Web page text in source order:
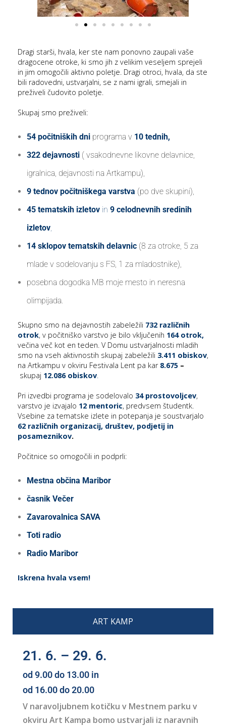
Dragi starši, hvala, ker ste nam ponovno zaupali vaše
dragocene otroke, ki smo jih z velikim veseljem sprejeli
in jim omogočili aktivno poletje. Dragi otroci, hvala, da ste
bili radovedni, ustvarjalni, se z nami igrali, smejali in
preživeli čudovito poletje.
Skupaj smo preživeli:
54 počitniških dniprograma v 10 tednih,
322 dejavnosti( vsakodnevne likovne delavnice,
igralnica, dejavnosti na Artkampu),
9 tednov počitniškega varstva (po dve skupini),
45 tematskih izletovin 9 celodnevnih sredinih
izletov,
14 sklopov tematskih delavnic (8 za otroke, 5 za
mlade v sodelovanju s FS, 1 za mladostnike),
posebna dogodka MB moje mesto in neresna
olimpijada.
Skupno smo na dejavnostih zabeležili 732 različnih
otrok, v počitniško varstvo je bilo vključenih 164 otrok,
večina več kot en teden. V Domu ustvarjalnosti mladih
smo na vseh aktivnostih skupaj zabeležili 3.411 obiskov,
na Artkampu v okviru Festivala Lent pa kar 8.675 –
skupaj 12.086 obiskov.
Pri izvedbi programa je sodelovalo 34 prostovoljcev,
varstvo je izvajalo 12 mentoric, predvsem študentk.
Vsebine za tematske izlete in potepanja je soustvarjalo
62 različnih organizacij, društev, podjetij in
posameznikov.
Počitnice so omogočili in podprli:
Mestna občina Maribor
časnik Večer
Zavarovalnica SAVA
Toti radio
Radio Maribor
Iskrena hvala vsem!
ART KAMP
21. 6. – 29. 6.
od 9.00 do 13.00 in
od 16.00 do 20.00
V naravoljubnem kotičku v Mestnem parku v
okviru Art Kampa bomo ustvarjali iz naravnih